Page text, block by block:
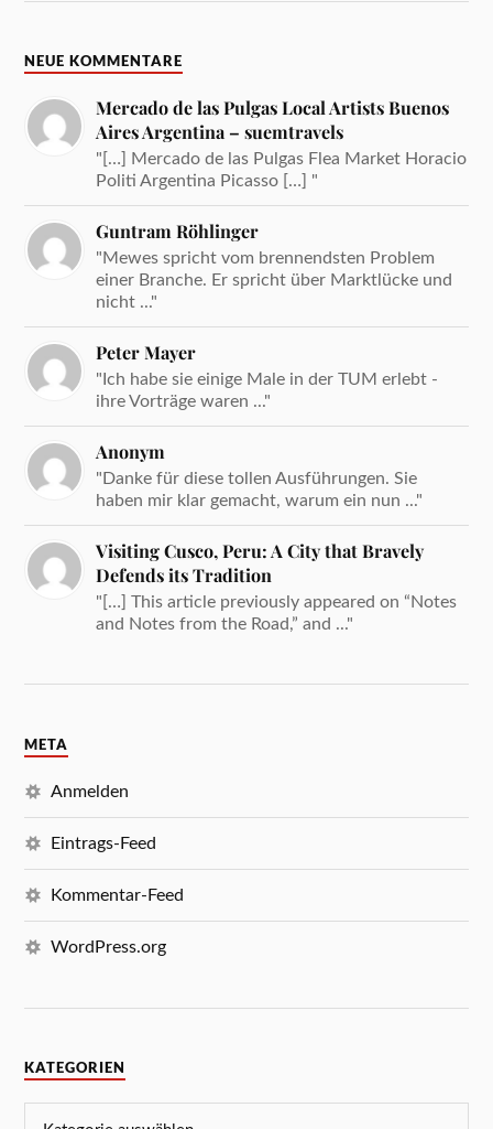
NEUE KOMMENTARE
Mercado de las Pulgas Local Artists Buenos
Aires Argentina – suemtravels
"[…] Mercado de las Pulgas Flea Market Horacio
Politi Argentina Picasso […] "
Guntram Röhlinger
"Mewes spricht vom brennendsten Problem
einer Branche. Er spricht über Marktlücke und
nicht ..."
Peter Mayer
"Ich habe sie einige Male in der TUM erlebt -
ihre Vorträge waren ..."
Anonym
"Danke für diese tollen Ausführungen. Sie
haben mir klar gemacht, warum ein nun ..."
Visiting Cusco, Peru: A City that Bravely
Defends its Tradition
"[…] This article previously appeared on “Notes
and Notes from the Road,” and ..."
META
Anmelden
Eintrags-Feed
Kommentar-Feed
WordPress.org
KATEGORIEN